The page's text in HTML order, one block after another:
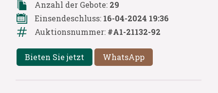
Anzahl der Gebote: 29
Einsendeschluss: 16-04-2024 19:36
Auktionsnummer: #A1-21132-92
Bieten Sie jetzt WhatsApp